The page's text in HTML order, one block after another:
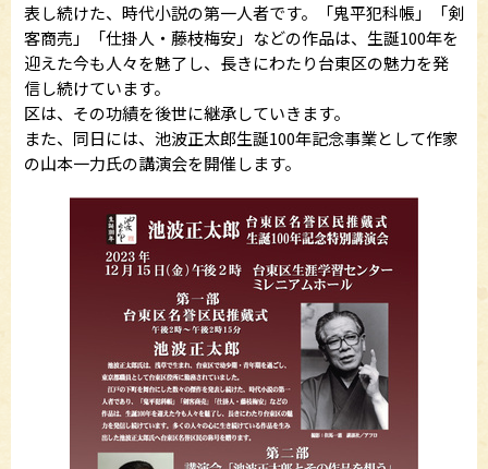
表し続けた、時代小説の第一人者です。「鬼平犯科帳」「剣
客商売」「仕掛人・藤枝梅安」などの作品は、生誕100年を
迎えた今も人々を魅了し、長きにわたり台東区の魅力を発
信し続けています。
区は、その功績を後世に継承していきます。
また、同日には、池波正太郎生誕100年記念事業として作家
の山本一力氏の講演会を開催します。